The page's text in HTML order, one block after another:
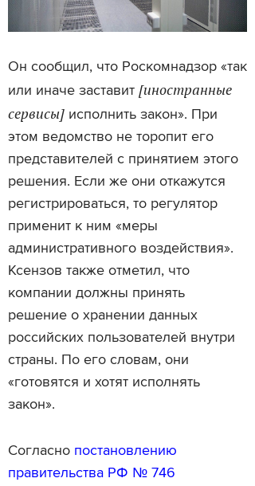
Он сообщил, что Роскомнадзор «так
или иначе заставит [иностранные
сервисы] исполнить закон». При
этом ведомство не торопит его
представителей с принятием этого
решения. Если же они откажутся
регистрироваться, то регулятор
применит к ним «меры
административного воздействия».
Ксензов также отметил, что
компании должны принять
решение о хранении данных
российских пользователей внутри
страны. По его словам, они
«готовятся и хотят исполнять
закон».
Согласно постановлению
правительства РФ № 746